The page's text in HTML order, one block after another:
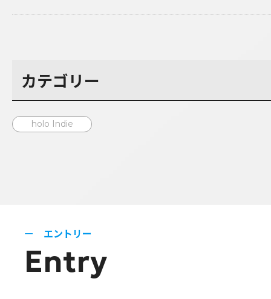
カテゴリー
holo Indie
エントリー
Entry